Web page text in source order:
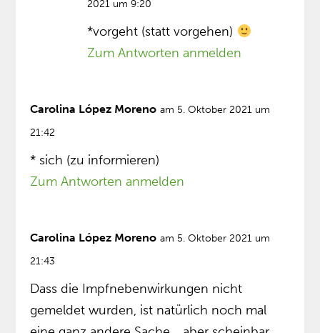
2021 um 9:20
*vorgeht (statt vorgehen)
Zum Antworten anmelden
Carolina López Moreno am 5. Oktober 2021 um
21:42
* sich (zu informieren)
Zum Antworten anmelden
Carolina López Moreno am 5. Oktober 2021 um
21:43
Dass die Impfnebenwirkungen nicht
gemeldet wurden, ist natürlich noch mal